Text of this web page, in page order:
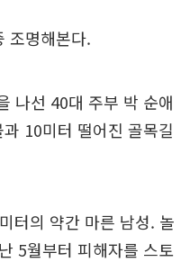
조명해본다.
나선 40대 주부 박 순애
10미터 떨어진 골목길
터의 약간 마른 남성. 놀
5월부터 피해자를 스토